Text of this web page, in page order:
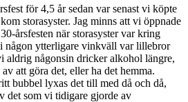
för 4,5 år sedan varsenast vi köpte
storasyster. Jag minns att vi öppnade
årsfesten när storasyster var kring
någon ytterligare vinkväll var lillebror
aldrig någonsin dricker alkohol längre,
att göra det, eller ha det hemma.
bubbel lyxas det till med då och då,
det som vi tidigare gjorde av